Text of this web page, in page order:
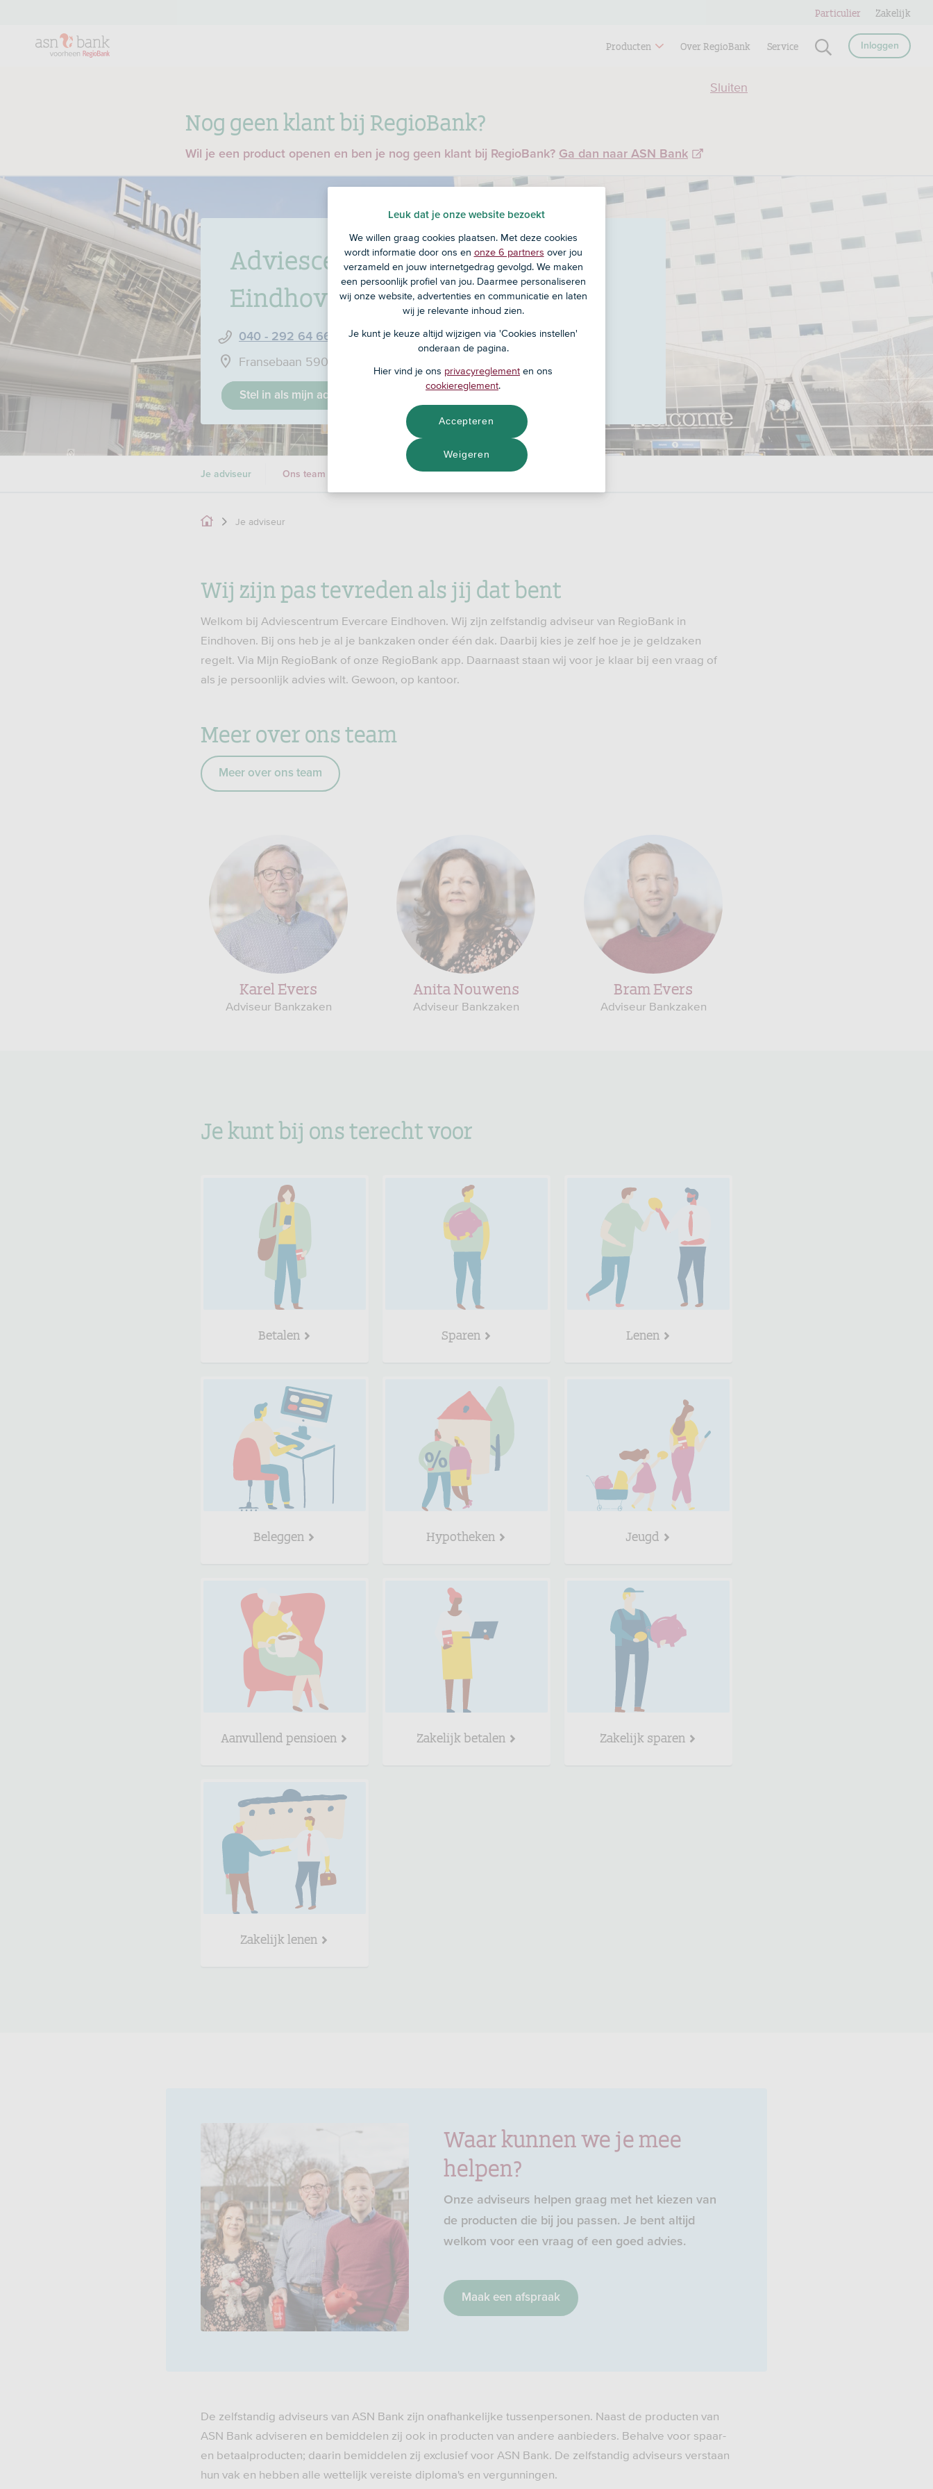
Nog geen klant bij RegioBank?
Wil je een product openen en ben je nog geen klant bij RegioBank? Ga dan naar ASN Bank
Sluiten
Producten Over RegioBank Service Inloggen
Particulier Zakelijk
Adviescentrum Evercare
Eindhovenin Eindhoven
040 - 292 64 66
Fransebaan 590 A-C, 5627 JM
Stel in als mijn adviseur
Je adviseur Ons team
Je adviseur
Wij zijn pas tevreden als jij dat bent
Welkom bij Adviescentrum Evercare Eindhoven. Wij zijn zelfstandig adviseur van RegioBank in
Eindhoven. Bij ons heb je al je bankzaken onder één dak. Daarbij kies je zelf hoe je je geldzaken
regelt. Via Mijn RegioBank of onze RegioBank app. Daarnaast staan wij voor je klaar bij een vraag of
als je persoonlijk advies wilt. Gewoon, op kantoor.
Meer over ons team
Meer over ons team
Karel Evers
Adviseur Bankzaken
Anita Nouwens
Adviseur Bankzaken
Bram Evers
Adviseur Bankzaken
Je kunt bij ons terecht voor
Betalen Sparen Lenen
Beleggen Hypotheken Jeugd
Aanvullend pensioen Zakelijk betalen Zakelijk sparen
Zakelijk lenen
Waar kunnen we je mee
helpen?
Onze adviseurs helpen graag met het kiezen van
de producten die bij jou passen. Je bent altijd
welkom voor een vraag of een goed advies.
Maak een afspraak
De zelfstandig adviseurs van ASN Bank zijn onafhankelijke tussenpersonen. Naast de producten van
ASN Bank adviseren en bemiddelen zij ook in producten van andere aanbieders. Behalve voor spaar-
en betaalproducten; daarin bemiddelen zij exclusief voor ASN Bank. De zelfstandig adviseurs verstaan
hun vak en hebben alle wettelijk vereiste diploma's en vergunningen.
Leuk dat je onze website bezoekt
We willen graag cookies plaatsen. Met deze cookies
wordt informatie door ons en onze 6 partners over jou
verzameld en jouw internetgedrag gevolgd. We maken
een persoonlijk profiel van jou. Daarmee personaliseren
wij onze website, advertenties en communicatie en laten
wij je relevante inhoud zien.
Je kunt je keuze altijd wijzigen via 'Cookies instellen'
onderaan de pagina.
Hier vind je ons privacyreglement en ons
cookiereglement.
Weigeren
Accepteren